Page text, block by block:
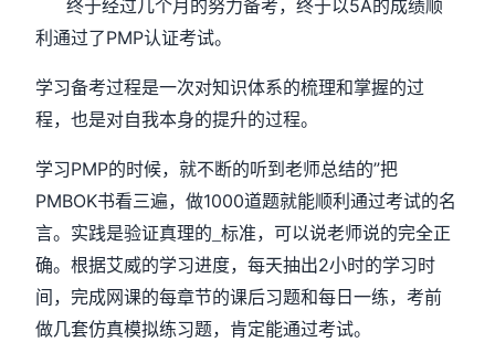
终于经过几个月的努力备考，终于以5A的成绩顺
利通过了PMP认证考试。
学习备考过程是一次对知识体系的梳理和掌握的过
程，也是对自我本身的提升的过程。
学习PMP的时候，就不断的听到老师总结的”把
PMBOK书看三遍，做1000道题就能顺利通过考试的名
言。实践是验证真理的_标准，可以说老师说的完全正
确。根据艾威的学习进度，每天抽出2小时的学习时
间，完成网课的每章节的课后习题和每日一练，考前
做几套仿真模拟练习题，肯定能通过考试。